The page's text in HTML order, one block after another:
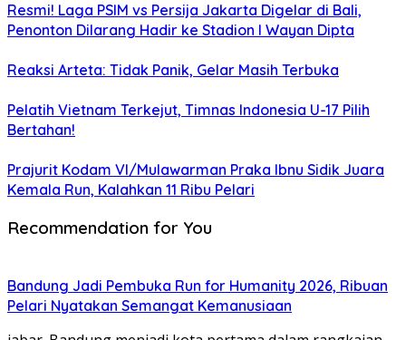
Resmi! Laga PSIM vs Persija Jakarta Digelar di Bali,
Penonton Dilarang Hadir ke Stadion I Wayan Dipta
Reaksi Arteta: Tidak Panik, Gelar Masih Terbuka
Pelatih Vietnam Terkejut, Timnas Indonesia U-17 Pilih
Bertahan!
Prajurit Kodam VI/Mulawarman Praka Ibnu Sidik Juara
Kemala Run, Kalahkan 11 Ribu Pelari
Recommendation for You
Bandung Jadi Pembuka Run for Humanity 2026, Ribuan
Pelari Nyatakan Semangat Kemanusiaan